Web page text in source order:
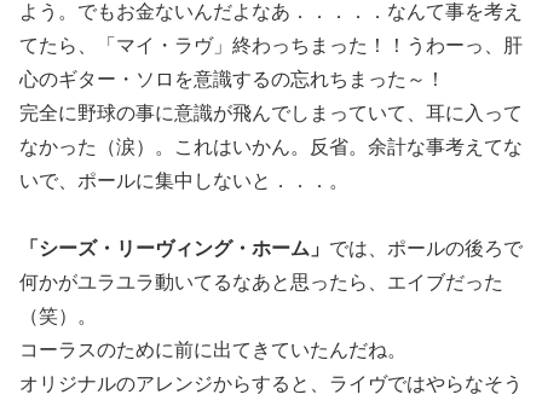
よう。でもお金ないんだよなあ．．．．．なんて事を考え
てたら、「マイ・ラヴ」終わっちまった！！うわーっ、肝
心のギター・ソロを意識するの忘れちまった～！
完全に野球の事に意識が飛んでしまっていて、耳に入って
なかった（涙）。これはいかん。反省。余計な事考えてな
いで、ポールに集中しないと．．．。
「シーズ・リーヴィング・ホーム」 では、ポールの後ろで
何かがユラユラ動いてるなあと思ったら、エイブだった
（笑）。
コーラスのために前に出てきていたんだね。
オリジナルのアレンジからすると、ライヴではやらなそう